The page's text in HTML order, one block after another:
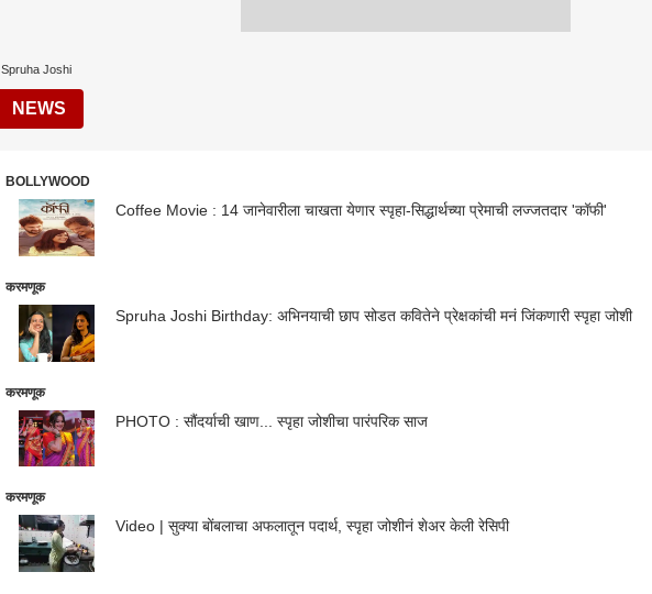
Spruha Joshi
NEWS
BOLLYWOOD
Coffee Movie : 14 जानेवारीला चाखता येणार स्पृहा-सिद्धार्थच्या प्रेमाची लज्जतदार 'कॉफी'
करमणूक
Spruha Joshi Birthday: अभिनयाची छाप सोडत कवितेने प्रेक्षकांची मनं जिंकणारी स्पृहा जोशी
करमणूक
PHOTO : सौंदर्याची खाण... स्पृहा जोशीचा पारंपरिक साज
करमणूक
Video | सुक्या बोंबलाचा अफलातून पदार्थ, स्पृहा जोशीनं शेअर केली रेसिपी